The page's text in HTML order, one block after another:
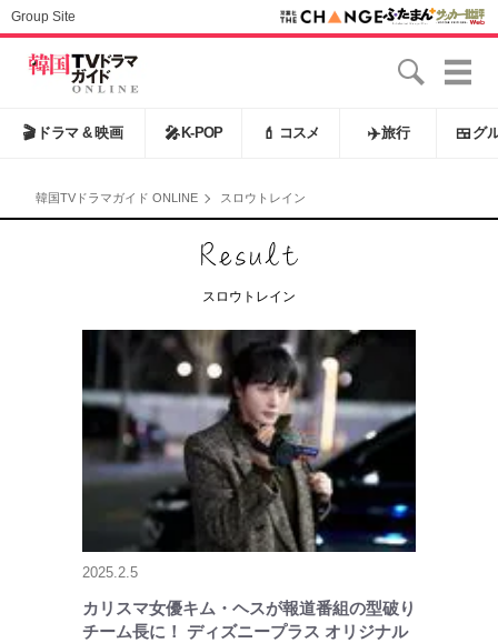
Group Site
🎬 ドラマ & 映画 🎤 K-POP 💄 コスメ ✈️旅行 🍱 グ
韓国TVドラマガイド ONLINE スロウトレイン
スロウトレイン
2025.2.5
カリスマ女優キム・ヘスが報道番組の型破り
チーム長に！ ディズニープラス オリジナル